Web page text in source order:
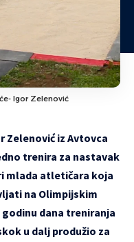
Igor Zelenović
Zelenović iz Avtovca
trenira za nastavak
mlada atletičara koja
na Olimpijskim
godinu dana treniranja
u dalj produžio za